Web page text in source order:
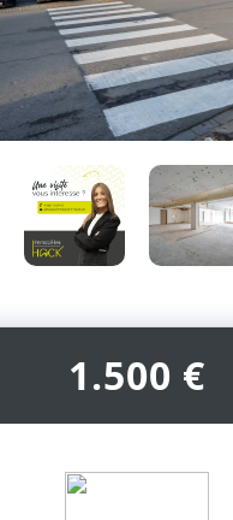
de
l'album
Photo
de
l'album
1.500 €